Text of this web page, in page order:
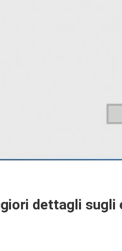
dettagli sugli